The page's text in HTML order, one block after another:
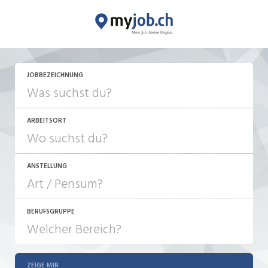
JOBBEZEICHNUNG
ARBEITSORT
ANSTELLUNG
JOB-TYP
Festanstellung
BERUFSGRUPPE
ZEIGE MIR